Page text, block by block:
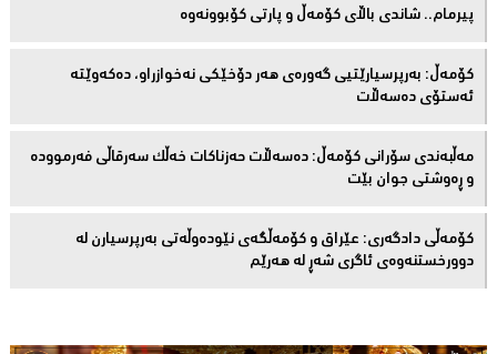
پیرمام.. شاندی باڵای كۆمه‌ڵ و پارتی كۆبوونه‌وه‌
كۆمەڵ: بەرپرسیارێتیی گەورەی هەر دۆخێکی نەخوازراو، دەكەوێتە
ئەستۆی دەسەڵات
مەڵبەندى سۆرانى کۆمەڵ: دەسەڵات حەزناکات خەڵک سەرقاڵى فەرموودە
و ڕەوشتى جوان بێت
کۆمەڵى دادگەرى: عێراق و كۆمەڵگەی نێودەوڵەتی بەرپرسیارن لە
دوورخستنەوەى ئاگری شەڕ لە هەرێم